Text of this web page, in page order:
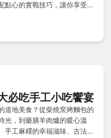
點心的實戰技巧，讓你享受美
必吃手工小吃饗宴
道地美食？從柴燒窯烤麵包的
光，到藥膳羊肉爐的暖心溫
手工麻糬的幸福滋味、古法蜜